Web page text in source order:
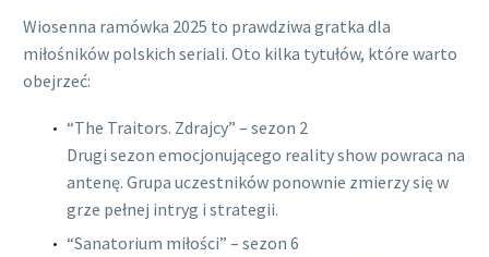
Wiosenna ramówka 2025 to prawdziwa gratka dla
miłośników polskich seriali. Oto kilka tytułów, które warto
obejrzeć:
“The Traitors. Zdrajcy” – sezon 2
Drugi sezon emocjonującego reality show powraca na
antenę. Grupa uczestników ponownie zmierzy się w
grze pełnej intryg i strategii.
“Sanatorium miłości” – sezon 6